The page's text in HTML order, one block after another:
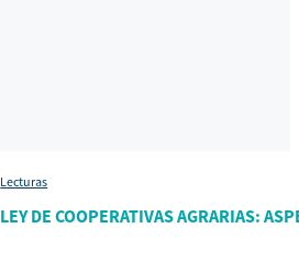
Lecturas
LEY DE COOPERATIVAS AGRARIAS: